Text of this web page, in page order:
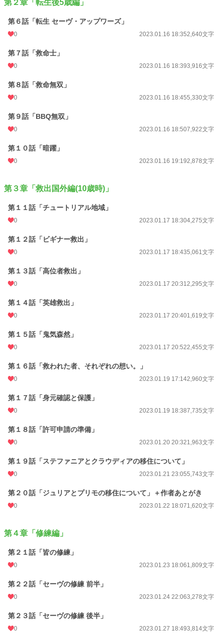
【作品のお気に入り・コメント、twitterのフォロー、その他諸々ぜひよろしくお
願いします！】
ファンタジー
お気に入り 23
24h.ポイント
文字数 90,572
更新日時
初回公開日時 2023.01.16 18:07
月間ポイント 49 pt (80,865 位)
年間ポイント 301 pt (115,666 位)
累計ポイント
第２章「転生後5歳編」
第６話「転生 セーヴ・アップワーズ」
0 2023.01.16 18:352,640文字
第７話「救命士」
0 2023.01.16 18:393,916文字
第８話「救命無双」
0 2023.01.16 18:455,330文字
第９話「BBQ無双」
0 2023.01.16 18:507,922文字
第１０話「暗躍」
0 2023.01.16 19:192,878文字
第３章「救出国外編(10歳時)」
第１１話「チュートリアル地域」
0 2023.01.17 18:304,275文字
第１２話「ビギナー救出」
0 2023.01.17 18:435,061文字
第１３話「高位者救出」
0 2023.01.17 20:312,295文字
第１４話「英雄救出」
0 2023.01.17 20:401,619文字
第１５話「鬼気森然」
0 2023.01.17 20:522,455文字
第１６話「救われた者、それぞれの想い。」
0 2023.01.19 17:142,960文字
第１７話「身元確認と保護」
0 2023.01.19 18:387,735文字
第１８話「許可申請の準備」
0 2023.01.20 20:321,963文字
第１９話「ステファニアとクラウディアの移住について」
0 2023.01.21 23:055,743文字
第２０話「ジュリアとプリモの移住について」＋作者あとがき
0 2023.01.22 18:071,620文字
第４章「修練編」
第２１話「皆の修練」
0 2023.01.23 18:061,809文字
第２２話「セーヴの修練 前半」
0 2023.01.24 22:063,278文字
第２３話「セーヴの修練 後半」
0 2023.01.27 18:493,814文字